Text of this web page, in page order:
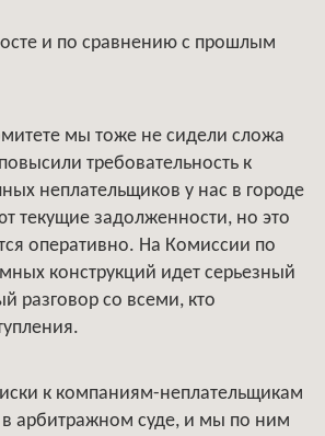
и по сравнению с прошлым
мы тоже не сидели сложа
требовательность к
неплательщиков у нас в городе
текущие задолженности, но это
оперативно. На Комиссии по
конструкций идет серьезный
разговор со всеми, кто
к компаниям-неплательщикам
в арбитражном суде, и мы по ним